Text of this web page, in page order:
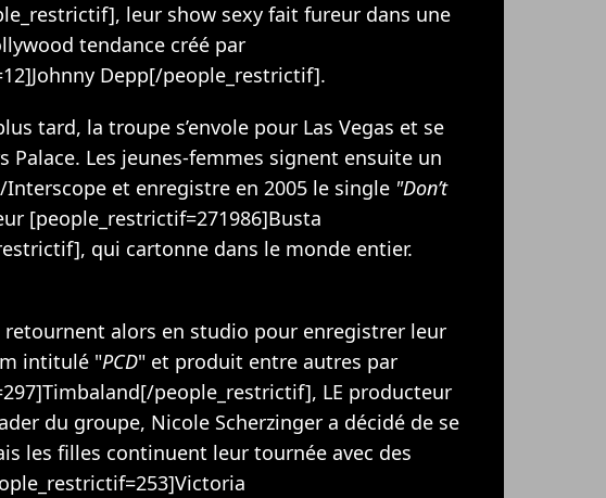
leur show sexy fait fureur dans une
tendance créé par
Depp[/people_restrictif].
tard, la troupe s’envole pour Las Vegas et se
Palace. Les jeunes-femmes signent ensuite un
et enregistre en 2005 le single "Don’t
[people_restrictif=271986]Busta
qui cartonne dans le monde entier.
retournent alors en studio pour enregistrer leur
intitulé "PCD" et produit entre autres par
people_restrictif], LE producteur
du groupe, Nicole Scherzinger a décidé de se
les filles continuent leur tournée avec des